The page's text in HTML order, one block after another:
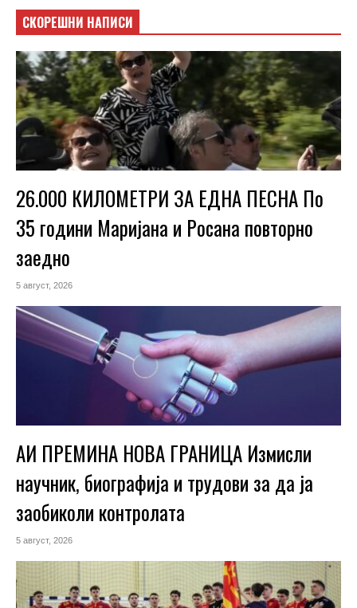
СКОРЕШНИ НАПИСИ
26.000 КИЛОМЕТРИ ЗА ЕДНА ПЕСНА По
35 години Маријана и Росана повторно
заедно
5 август, 2026
АИ ПРЕМИНА НОВА ГРАНИЦА Измисли
научник, биографија и трудови за да ја
заобиколи контролата
5 август, 2026